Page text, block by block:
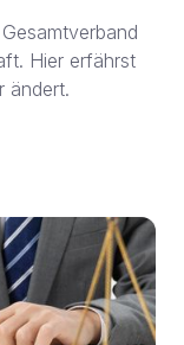
Hier erfährst
ändert.